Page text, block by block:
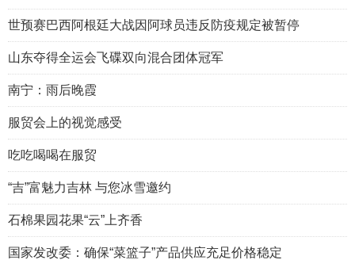
世预赛巴西阿根廷大战因阿球员违反防疫规定被暂停
山东夺得全运会飞碟双向混合团体冠军
南宁：雨后晚霞
服贸会上的视觉感受
吃吃喝喝在服贸
“吉”富魅力吉林 与您冰雪邀约
石棉果园花果“云”上齐香
国家发改委：确保“菜篮子”产品供应充足价格稳定